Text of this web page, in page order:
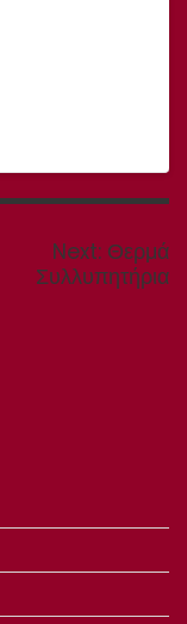
Next: Next
post:
Θερμά
Συλλυπητήρια